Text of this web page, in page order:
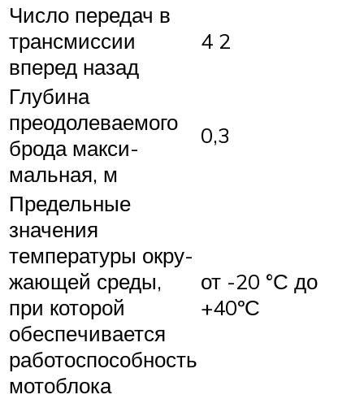
Число передач в
трансмиссии
вперед назад
4 2
Глубина
преодолеваемого
брода макси­
мальная, м
0,3
Предельные
значения
температуры окру­
жающей среды,
при которой
обеспе­чивается
работоспособность
мотоблока
от -20 °С до
+40ºС